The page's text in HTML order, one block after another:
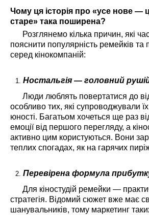
Чому ця історія про «усе нове —
старе» така поширена?
Розглянемо кілька причин, які
пояснити популярність ремейків та
серед кінокомпаній:
Ностальгія — головний
Люди люблять повертатися до
особливо тих, які супроводжували
юності. Багатьом хочеться ще раз
емоції від першого перегляду, а
активно цим користуються. Вони
теплих спогадах, як на гарячих
Перевірена формула
Для кіностудій ремейки —
стратегія. Відомий сюжет вже має
шанувальників, тому маркетинг